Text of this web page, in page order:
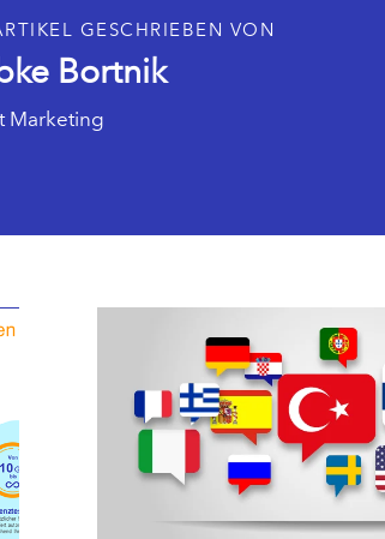
GESCHRIEBEN VON
Bortnik
Marketing